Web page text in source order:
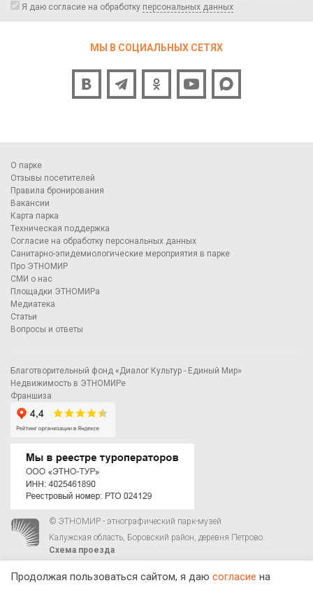
Я даю согласие на обработку персональных данных
МЫ В СОЦИАЛЬНЫХ СЕТЯХ
О парке
Отзывы посетителей
Правила бронирования
Вакансии
Карта парка
Техническая поддержка
Согласие на обработку персональных данных
Санитарно-эпидемиологические мероприятия в парке
Про ЭТНОМИР
СМИ о нас
Площадки ЭТНОМИРа
Медиатека
Статьи
Вопросы и ответы
Благотворительный фонд «Диалог Культур - Единый Мир»
Недвижимость в ЭТНОМИРе
Франшиза
© ЭТНОМИР - этнографический парк-музей
Калужская область, Боровский район, деревня Петрово.
Схема проезда
Продолжая пользоваться сайтом, я даю согласие на